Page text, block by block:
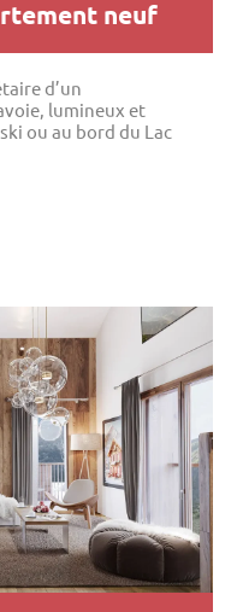
neuf
d’un
lumineux et
ou au bord du Lac